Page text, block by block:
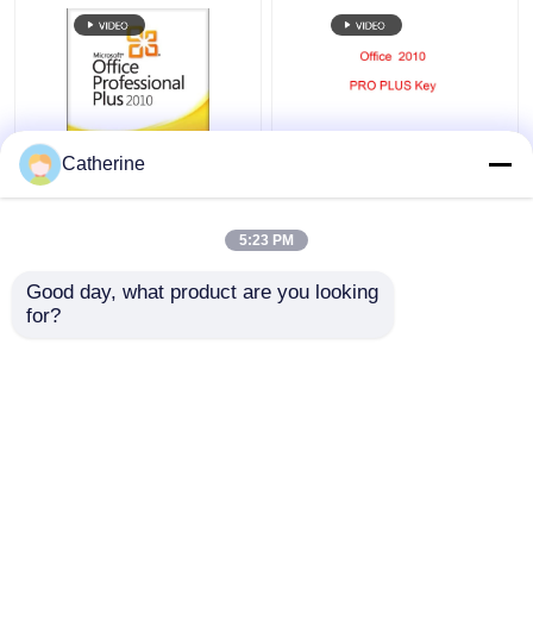
전체 버전 마이크로소프
트 오피스 2010 키 코드
32 64Bit 2010 활성화
최고의 가격
무실 2010 활성화 코드
다중 활성화
최고의 가격
Catherine
5:23 PM
Good day, what product are you looking
for?